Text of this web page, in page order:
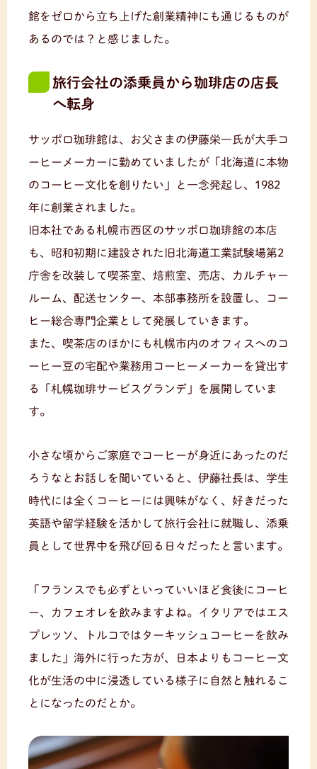
館をゼロから立ち上げた創業精神にも通じるものが
あるのでは？と感じました。
旅行会社の添乗員から珈琲店の店長
へ転身
サッポロ珈琲館は、お父さまの伊藤栄一氏が大手コ
ーヒーメーカーに勤めていましたが「北海道に本物
のコーヒー文化を創りたい」と一念発起し、1982
年に創業されました。
旧本社である札幌市西区のサッポロ珈琲館の本店
も、昭和初期に建設された旧北海道工業試験場第2
庁舎を改装して喫茶室、焙煎室、売店、カルチャー
ルーム、配送センター、本部事務所を設置し、コー
ヒー総合専門企業として発展していきます。
また、喫茶店のほかにも札幌市内のオフィスへのコ
ーヒー豆の宅配や業務用コーヒーメーカーを貸出す
る「札幌珈琲サービスグランデ」を展開していま
す。
小さな頃からご家庭でコーヒーが身近にあったのだ
ろうなとお話しを聞いていると、伊藤社長は、学生
時代には全くコーヒーには興味がなく、好きだった
英語や留学経験を活かして旅行会社に就職し、添乗
員として世界中を飛び回る日々だったと言います。
「フランスでも必ずといっていいほど食後にコーヒ
ー、カフェオレを飲みますよね。イタリアではエス
プレッソ、トルコではターキッシュコーヒーを飲み
ました」海外に行った方が、日本よりもコーヒー文
化が生活の中に浸透している様子に自然と触れるこ
とになったのだとか。